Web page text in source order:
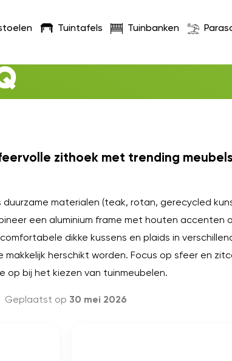
Tuintafels Tuinbanken
zithoek met trending
materialen (teak, rotan, gerecycled
een aluminium frame met houten
dikke kussens en plaids in
herschikt worden. Focus op sfeer en
op bij het kiezen van tuinmeubelen.
Geplaatst op 30 mei 2026